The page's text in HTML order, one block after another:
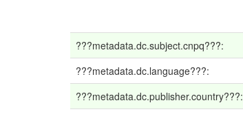
???metadata.dc.subject.cnpq???:
???metadata.dc.language???:
???metadata.dc.publisher.country???: